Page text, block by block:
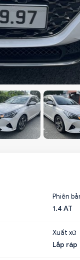
Phiên
1.4 AT
Xuất xứ
Lắp ráp